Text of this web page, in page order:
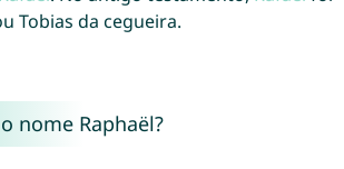
Tobias da cegueira.
nome Raphaël?